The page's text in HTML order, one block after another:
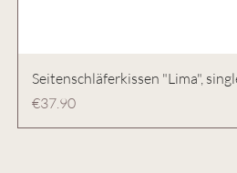
Seitenschläferkissen "Lima",
Preis
€37.90